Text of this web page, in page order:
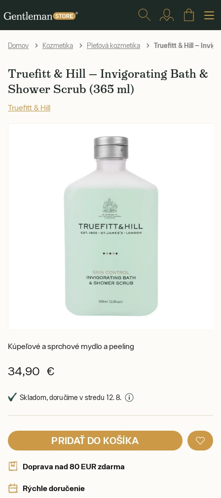
Domov Kozmetika Pleťová kozmetika Truefitt & Hill —
Truefitt & Hill — Invigorating Bath &
Shower Scrub (365 ml)
Truefitt & Hill
Kúpeľové a sprchové mydlo a peeling
34,90 €
Skladom, doručíme v stredu 12. 8.
PRIDAŤ DO KOŠÍKA
Doprava nad 80 EUR zdarma
Rýchle doručenie